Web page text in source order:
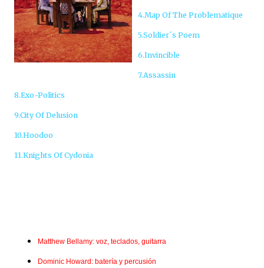
4.Map Of The Problematique
5.Soldier´s Poem
6.Invincible
7.Assassin
8.Exo-Politics
9.City Of Delusion
10.Hoodoo
11.Knights Of Cydonia
Matthew Bellamy: voz, teclados, guitarra
Dominic Howard: batería y percusión